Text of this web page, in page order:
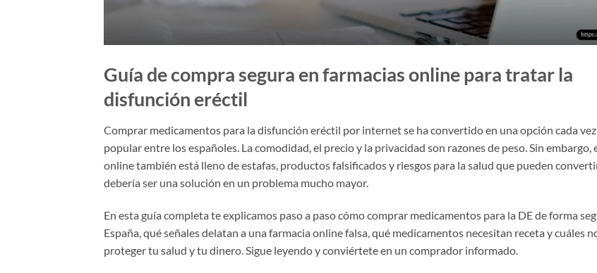
Guía de compra segura en farmacias online para tratar la
disfunción eréctil
Comprar medicamentos para la disfunción eréctil por internet se ha convertido en una opción cada
popular entre los españoles. La comodidad, el precio y la privacidad son razones de peso. Sin embargo,
online también está lleno de estafas, productos falsificados y riesgos para la salud que pueden
debería ser una solución en un problema mucho mayor.
En esta guía completa te explicamos paso a paso cómo comprar medicamentos para la DE de forma
España, qué señales delatan a una farmacia online falsa, qué medicamentos necesitan receta y cuáles
proteger tu salud y tu dinero. Sigue leyendo y conviértete en un comprador informado.